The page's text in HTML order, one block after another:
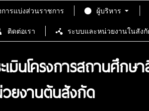
การแบ่งส่วนราชการ ผู้บริหาร
ติดต่อเรา ระบบและหน่วยงานในสัง
มินโครงการสถานศึกษ
ยงานต้นสังกัด